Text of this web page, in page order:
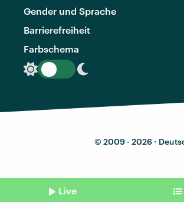
Gender und Sprache
Barrierefreiheit
Farbschema
© 2009 - 2026 ·
Live